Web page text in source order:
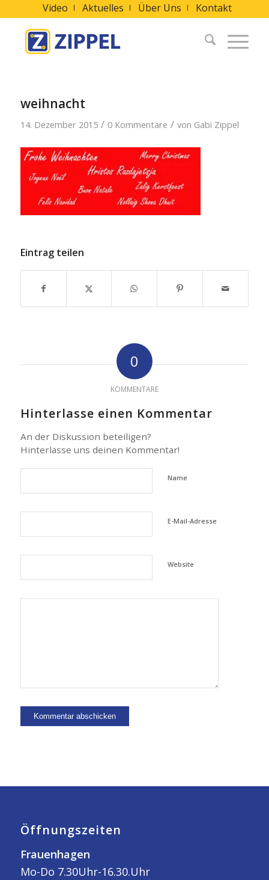
Video Aktuelles Über Uns Kontakt
weihnacht
14. Dezember 2015 / 0 Kommentare / von Gabi Zippel
Eintrag teilen
0
KOMMENTARE
Hinterlasse einen Kommentar
An der Diskussion beteiligen?
Hinterlasse uns deinen Kommentar!
Name
E-Mail-Adresse
Website
Öffnungszeiten
Frauenhagen
Mo-Do 7.30Uhr-16.30.Uhr